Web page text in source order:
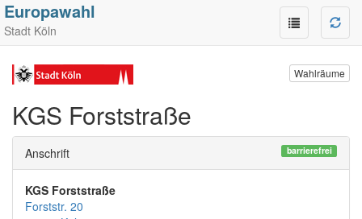
Europawahl
Stadt Köln
Wahlräume
KGS Forststraße
Anschrift barrierefrei
KGS Forststraße
Forststr. 20